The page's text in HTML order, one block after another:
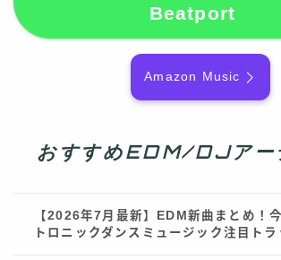
Beatport
Amazon Music
おすすめEDM/DJアー
【2026年7月最新】EDM新曲まとめ！
トロニックダンスミュージック注目トラ